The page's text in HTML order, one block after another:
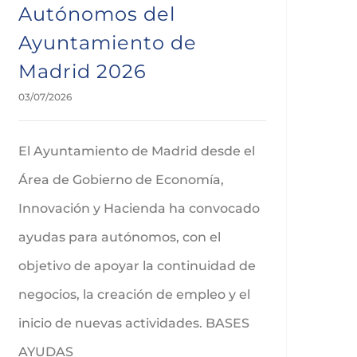
Autónomos del
Ayuntamiento de
Madrid 2026
03/07/2026
El Ayuntamiento de Madrid desde el
Área de Gobierno de Economía,
Innovación y Hacienda ha convocado
ayudas para autónomos, con el
objetivo de apoyar la continuidad de
negocios, la creación de empleo y el
inicio de nuevas actividades. BASES
AYUDAS